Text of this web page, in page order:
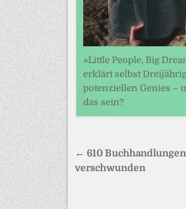
»Little People, Big
erklärt selbst
potenziellen Genies –
das sein?
← 610
verschwunden